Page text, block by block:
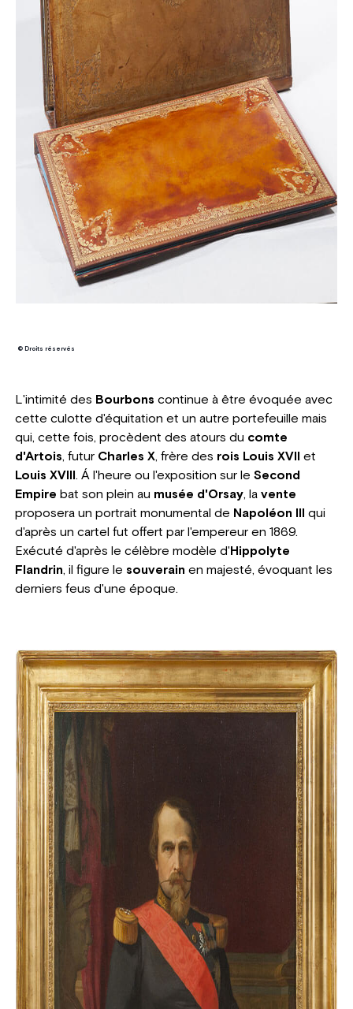
© Droits réservés
L'intimité des Bourbons continue à être évoquée avec
cette culotte d'équitation et un autre portefeuille mais
qui, cette fois, procèdent des atours du comte
d'Artois, futurCharles X, frère des rois Louis XVII
et
Louis XVIII . Á l'heure ou l'exposition sur le Second
Empire bat son plein au musée d'Orsay, la vente
proposera un portrait monumental de Napoléon III
qui
d'après un cartel fut offert par l'empereur en 1869.
Exécuté d'après le célèbre modèle d' Hippolyte
Flandrin, il figure le souverain en majesté, évoquant les
derniers feus d'une époque.